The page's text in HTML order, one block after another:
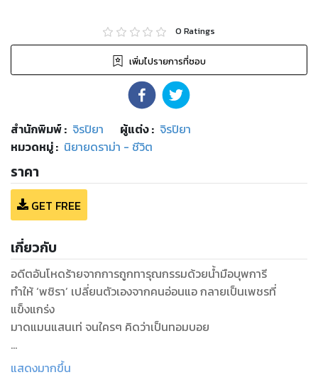
0 Ratings
เพิ่มไปรายการที่ชอบ
สำนักพิมพ์: จิรปิยา ผู้แต่ง : จิรปิยา
หมวดหมู่: นิยายดราม่า - ชีวิต
ราคา
GET FREE
เกี่ยวกับ
อดีตอันโหดร้ายจากการถูกทารุณกรรมด้วยน้ำมือบุพการี
ทำให้ ‘พชิรา’ เปลี่ยนตัวเองจากคนอ่อนแอ กลายเป็นเพชรที่
แข็งแกร่ง
มาดแมนแสนเท่ จนใครๆ คิดว่าเป็นทอมบอย
จากกันไป 17 ปี เธอเจอ ‘เงาอดีต’ อีกครั้ง...เขาจำเธอไม่ได้
แสดงมากขึ้น